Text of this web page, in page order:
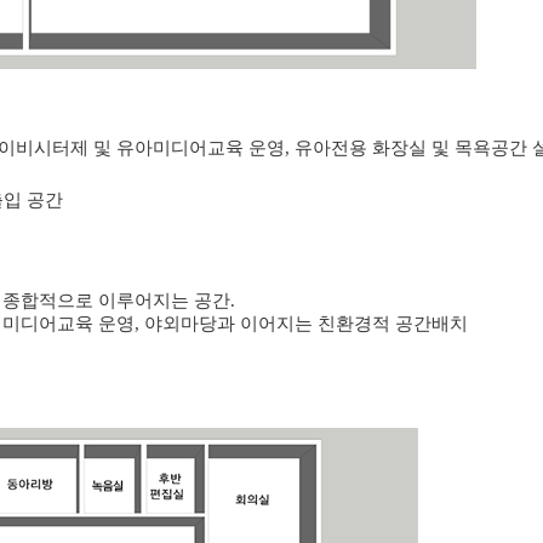
비시터제 및 유아미디어교육 운영, 유아전용 화장실 및 목욕공간
공간
합적으로 이루어지는 공간.
디어교육 운영, 야외마당과 이어지는 친환경적 공간배치